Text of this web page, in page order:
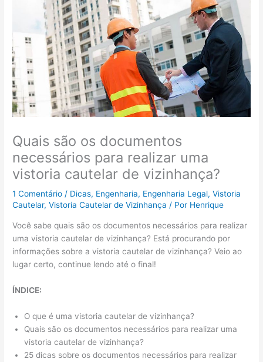
Quais são os documentos
necessários para realizar uma
vistoria cautelar de vizinhança?
1 Comentário / Dicas, Engenharia, Engenharia Legal,Vistoria
Cautelar,Vistoria Cautelar de Vizinhança / Por Henrique
Você sabe quais são os documentos necessários para realizar
uma vistoria cautelar de vizinhança? Está procurando por
informações sobre a vistoria cautelar de vizinhança? Veio ao
lugar certo, continue lendo até o final!
ÍNDICE:
O que é uma vistoria cautelar de vizinhança?
Quais são os documentos necessários para realizar uma
vistoria cautelar de vizinhança?
25 dicas sobre os documentos necessários para realizar